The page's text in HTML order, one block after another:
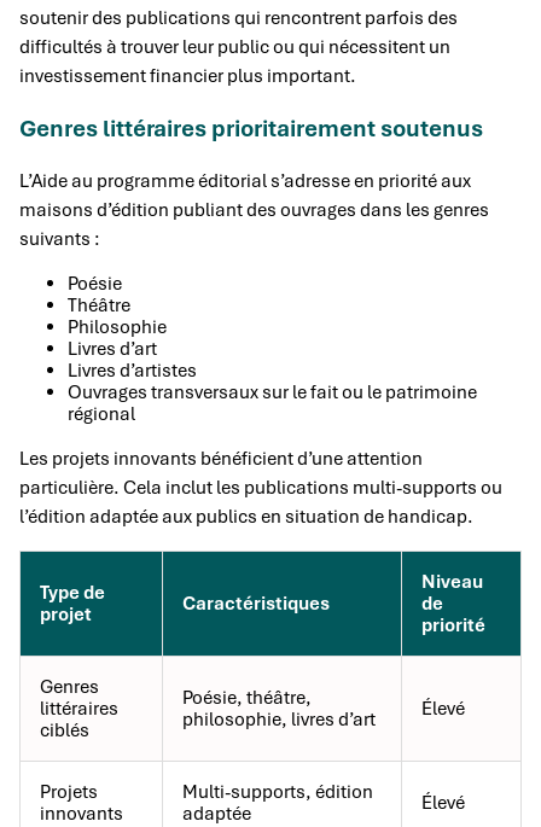
soutenir des publications qui rencontrent parfois des
difficultés à trouver leur public ou qui nécessitent un
investissement financier plus important.
Genres littéraires prioritairement soutenus
L’Aide au programme éditorial s’adresse en priorité aux
maisons d’édition publiant des ouvrages dans les genres
suivants :
Poésie
Théâtre
Philosophie
Livres d’art
Livres d’artistes
Ouvrages transversaux sur le fait ou le patrimoine
régional
Les projets innovants bénéficient d’une attention
particulière. Cela inclut les publications multi-supports ou
l’édition adaptée aux publics en situation de handicap.
Type de
projet
Caractéristiques
Niveau
de
priorité
Genres
littéraires
ciblés
Poésie, théâtre,
philosophie, livres d’art
Élevé
Projets
innovants
Multi-supports, édition
adaptée
Élevé